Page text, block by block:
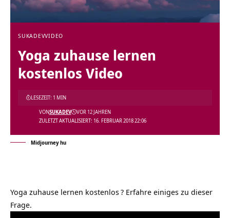
SUKADEVVIDEO
Yoga zuhause lernen
kostenlos Video
ZULETZT AKTUALISIERT: 16. FEBRUAR 2018 22:06
VONSUKADEV VOR 12 JAHREN
LESEZEIT: 1 MIN
Midjourney hu
Yoga zuhause lernen kostenlos? Erfahre einiges zu dieser
Frage.